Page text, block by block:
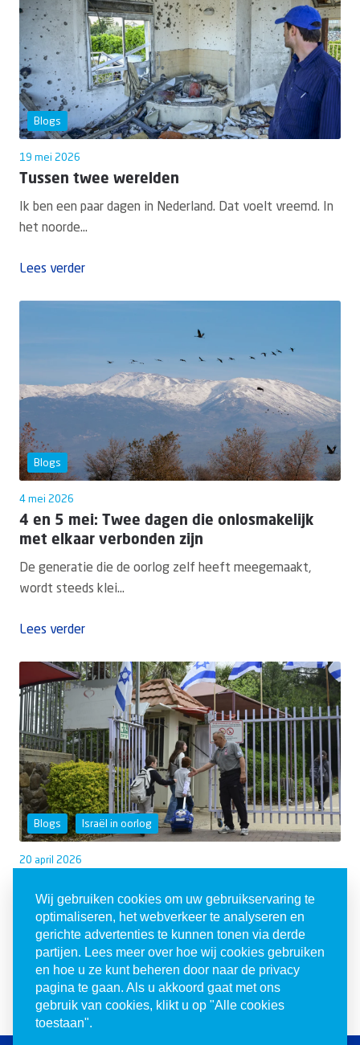
Blogs
19 mei 2026
Tussen twee werelden
Ik ben een paar dagen in Nederland. Dat voelt vreemd. In
het noorde...
Lees verder
Blogs
4 mei 2026
4 en 5 mei: Twee dagen die onlosmakelijk
met elkaar verbonden zijn
De generatie die de oorlog zelf heeft meegemaakt,
wordt steeds klei...
Lees verder
Blogs Israël in oorlog
20 april 2026
Ze huilt. Het achtjarige dochtertje van mijn vriendin.
Ontroostbaar...
Lees verder
Wij gebruiken cookies om uw gebruikservaring te
optimaliseren, het webverkeer te analyseren en
gerichte advertenties te kunnen tonen via derde
partijen. Lees meer over hoe wij cookies gebruiken
en hoe u ze kunt beheren door naar de privacy
pagina te gaan. Als u akkoord gaat met ons
gebruik van cookies, klikt u op "Alle cookies
toestaan".